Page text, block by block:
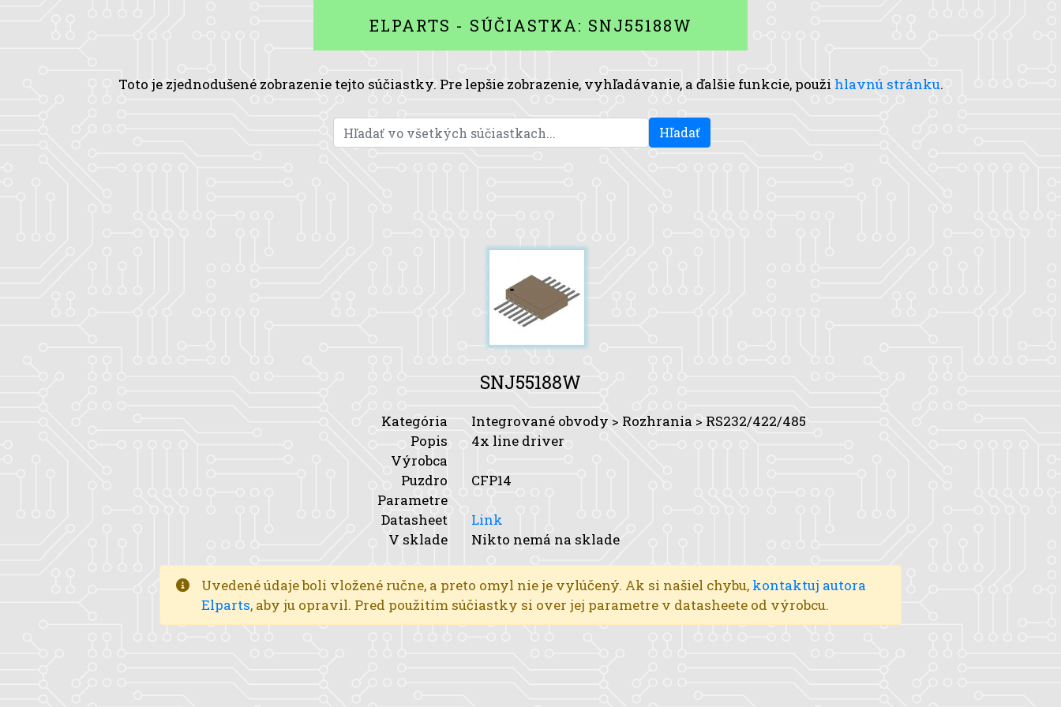
ELPARTS - SÚČIASTKA: SNJ55188W
Toto je zjednodušené zobrazenie tejto súčiastky. Pre lepšie zobrazenie, vyhľadávanie, a ďalšie funkcie, použi hlavnú stránku.
Hľadať
SNJ55188W
Kategória
Integrované obvody > Rozhrania > RS232/422/485
Popis
4x line driver
Výrobca
Puzdro
CFP14
Parametre
Datasheet
Link
V sklade
Nikto nemá na sklade
Uvedené údaje boli vložené ručne, a preto omyl nie je vylúčený. Ak si našiel chybu, kontaktuj autora
Elparts, aby ju opravil. Pred použitím súčiastky si over jej parametre v datasheete od výrobcu.